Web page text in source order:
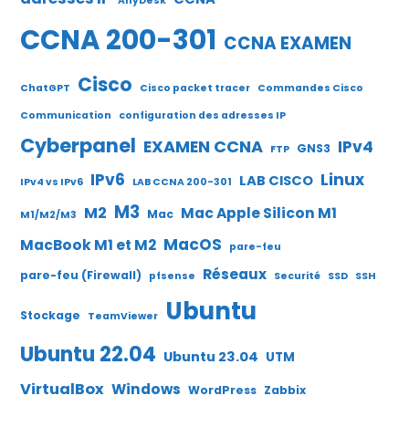
CCNA 200-301 CCNA EXAMEN
ChatGPT Cisco Cisco packet tracer Commandes Cisco
Communication
configuration des adresses IP
Cyberpanel EXAMEN CCNA FTP GNS3 IPv4
IPv4 vs IPv6 IPv6 LAB CCNA 200-301 LAB CISCO Linux
M1/M2/M3 M2 M3 Mac Mac Apple Silicon M1
MacBook M1 et M2 MacOS pare-feu
pare-feu (Firewall) pfsense Réseaux Securité SSD SSH
Stockage TeamViewer Ubuntu
Ubuntu 22.04 Ubuntu 23.04 UTM
VirtualBox Windows WordPress Zabbix